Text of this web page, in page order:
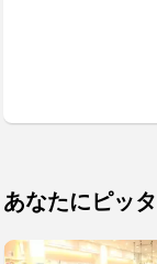
あなたにピッ